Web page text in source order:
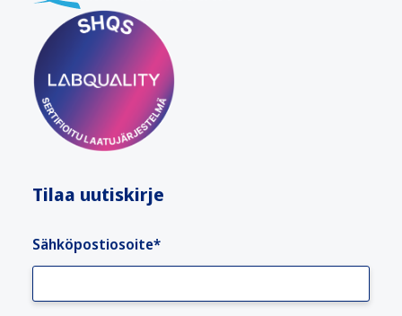
Tilaa uutiskirje
Sähköpostiosoite*